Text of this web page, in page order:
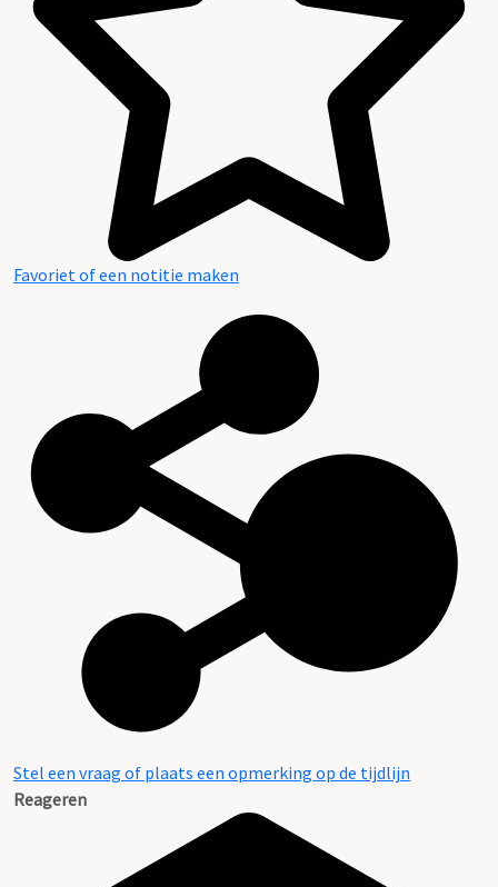
Favoriet of een notitie maken
Stel een vraag of plaats een opmerking op de tijdlijn
Reageren